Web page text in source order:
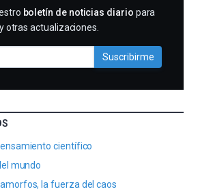
boletín de noticias diario para
otras actualizaciones.
Suscribirme
científico
mundo
la fuerza del caos